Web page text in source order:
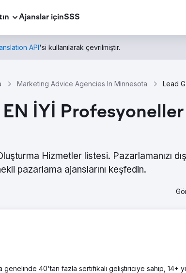
Ajanslar içinSSS
API'si kullanılarak çevrilmiştir.
Marketing Advice Agencies In Minnesota
İYİ
Hizmetler listesi. Pazarlamanızı
pazarlama ajanslarını keşfedin.
40'tan fazla sertifikalı geliştiriciye sahip, 14+